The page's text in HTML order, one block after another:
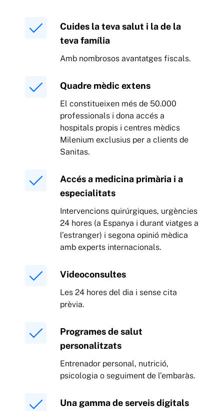
Cuides la teva salut i la de la
teva família
Amb nombrosos avantatges fiscals.
Quadre mèdic extens
El constitueixen més de 50.000
professionals i dona accés a
hospitals propis i centres mèdics
Milenium exclusius per a clients de
Sanitas.
Accés a medicina primària i a
especialitats
Intervencions quirúrgiques, urgències
24 hores (a Espanya i durant viatges a
l’estranger) i segona opinió mèdica
amb experts internacionals.
Videoconsultes
Les 24 hores del dia i sense cita
prèvia.
Programes de salut
personalitzats
Entrenador personal, nutrició,
psicologia o seguiment de l’embaràs.
Una gamma de serveis digitals